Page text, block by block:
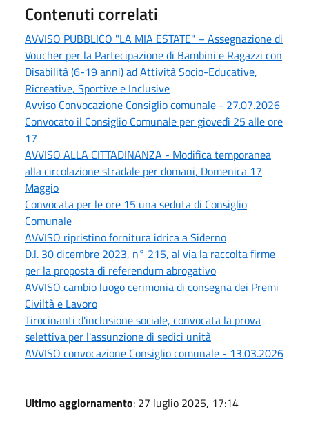
Contenuti correlati
AVVISO PUBBLICO "LA MIA ESTATE" – Assegnazione di
Voucher per la Partecipazione di Bambini e Ragazzi con
Disabilità (6-19 anni) ad Attività Socio-Educative,
Ricreative, Sportive e Inclusive
Avviso Convocazione Consiglio comunale - 27.07.2026
Convocato il Consiglio Comunale per giovedì 25 alle ore
17
AVVISO ALLA CITTADINANZA - Modifica temporanea
alla circolazione stradale per domani, Domenica 17
Maggio
Convocata per le ore 15 una seduta di Consiglio
Comunale
AVVISO ripristino fornitura idrica a Siderno
D.l. 30 dicembre 2023, n° 215, al via la raccolta firme
per la proposta di referendum abrogativo
AVVISO cambio luogo cerimonia di consegna dei Premi
Civiltà e Lavoro
Tirocinanti d'inclusione sociale, convocata la prova
selettiva per l'assunzione di sedici unità
AVVISO convocazione Consiglio comunale - 13.03.2026
Ultimo aggiornamento: 27 luglio 2025, 17:14